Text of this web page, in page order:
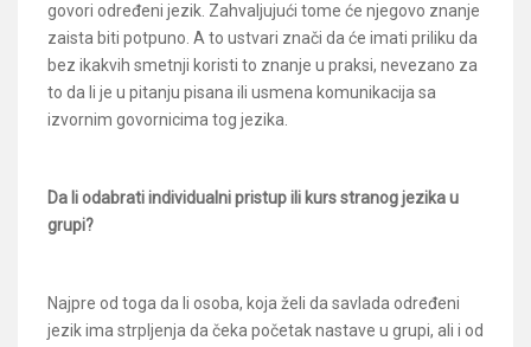
govori određeni jezik. Zahvaljujući tome će njegovo znanje
zaista biti potpuno. A to ustvari znači da će imati priliku da
bez ikakvih smetnji koristi to znanje u praksi, nevezano za
to da li je u pitanju pisana ili usmena komunikacija sa
izvornim govornicima tog jezika.
Da li odabrati individualni pristup ili kurs stranog jezika u
grupi?
Najpre od toga da li osoba, koja želi da savlada određeni
jezik ima strpljenja da čeka početak nastave u grupi, ali i od